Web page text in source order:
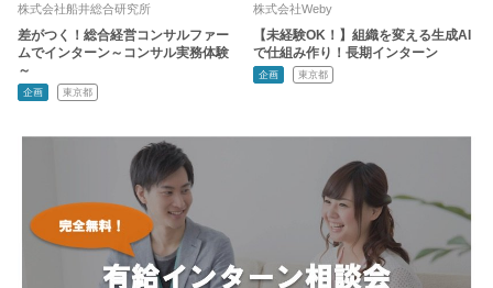
株式会社船井総合研究所
差がつく！総合経営コンサルファー
ムでインターン～コンサル実務体験
～
企画 東京都
株式会社Weby
【未経験OK！】組織を変える生成AI
で仕組み作り！長期インターン
企画 東京都